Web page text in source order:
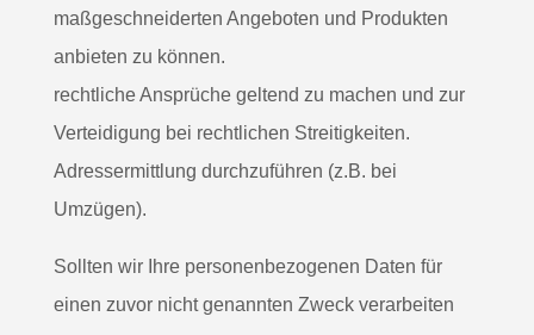
maßgeschneiderten Angeboten und Produkten
anbieten zu können.
rechtliche Ansprüche geltend zu machen und zur
Verteidigung bei rechtlichen Streitigkeiten.
Adressermittlung durchzuführen (z.B. bei
Umzügen).
Sollten wir Ihre personenbezogenen Daten für
einen zuvor nicht genannten Zweck verarbeiten